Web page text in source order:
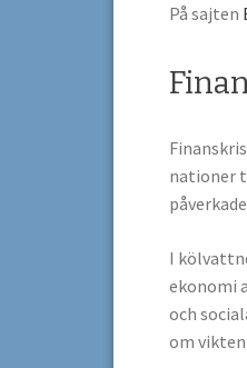
På sajten
nationer
I
ekonomi
och
om